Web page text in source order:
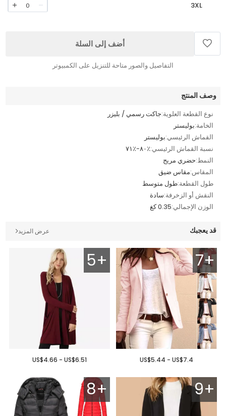
3XL
0
أضف إلى السلة
التفاصيل والصور متاحة للتنزيل على الكمبيوتر
وصف المنتج
نوع القطعة العلوية:جاكت رسمي / بليزر
الخامة:بوليستر
القماش الرئيسي:بوليستر
نسبة القماش الرئيسي:٪٨٠-٪٧١
النمط:حضري مريح
المقاس:مقاس ضيق
طول القطعة:طول متوسط
النقش أو الزخرفة:سادة
الوزن الإجمالي:0.35 كغ
قد يعجبك عرض المزيد
7+
US$5.44 - US$7.4
5+
US$4.66 - US$6.51
9+
8+